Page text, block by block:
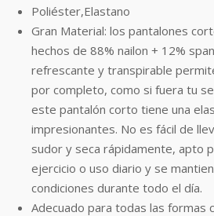
Poliéster,Elastano
Gran Material: los pantalones
hechos de 88% nailon + 12%
refrescante y transpirable
por completo, como si fuera tu
este pantalón corto tiene una
impresionantes. No es fácil de
sudor y seca rápidamente, apto
ejercicio o uso diario y se
condiciones durante todo el día.
Adecuado para todas las formas